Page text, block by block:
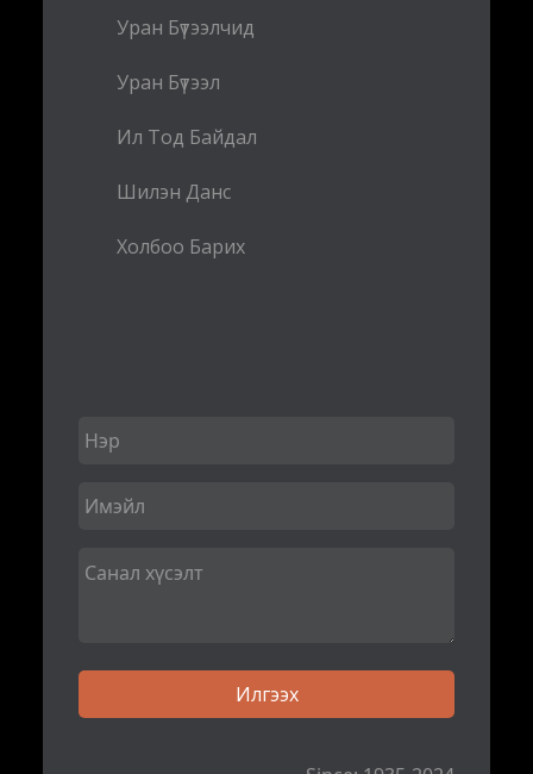
Уран Бүтээлчид
Уран Бүтээл
Ил Тод Байдал
Шилэн Данс
Холбоо Барих